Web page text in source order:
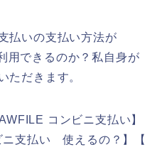
払いの支払い方法が
用できるのか？私自身が
ただきます。
コンビニ支払い】
ニ支払い 使えるの？】【